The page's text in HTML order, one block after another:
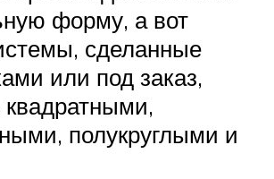
форму, а вот
сделанные
или под заказ,
квадратными,
полукруглыми и